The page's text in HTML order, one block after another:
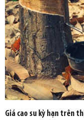
Giá cao su kỳ hạn trên